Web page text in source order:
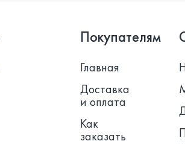
Покупателям
Главная
Доставка
и оплата
Как
заказать